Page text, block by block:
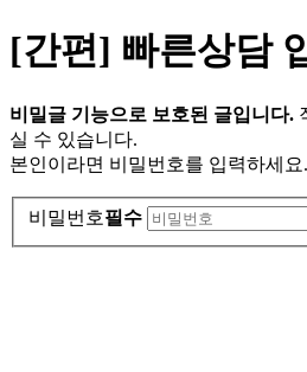
[간편] 빠른상담
비밀글 기능으로 보호된 글입니다.
실 수 있습니다.
본인이라면 비밀번호를 입력하세요.
비밀번호필수